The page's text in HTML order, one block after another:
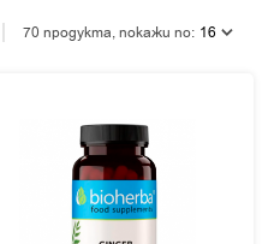
70 продукта, покажи по: 16